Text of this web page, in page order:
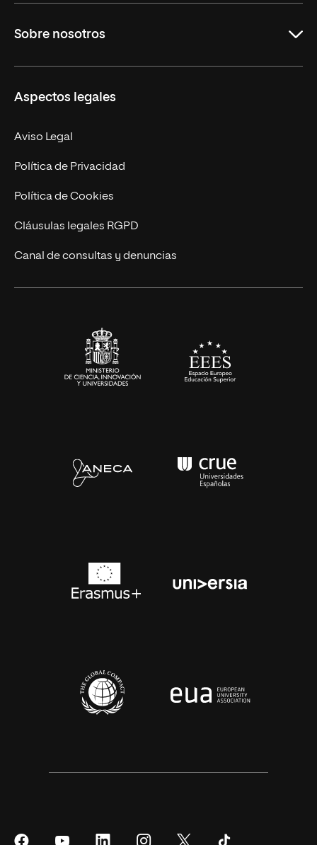
Derecho
Empresa
MBA
Marketing y Comunicación
Ingeniería
Diseño
Ciencias de la Salud
Sobre nosotros
Nuestro Equipo
Contacto
Aspectos legales
Aviso Legal
Política de Privacidad
Política de Cookies
Cláusulas legales RGPD
Canal de consultas y denuncias
SíguenosSíguenos SíguenosSíguenos Síguenos